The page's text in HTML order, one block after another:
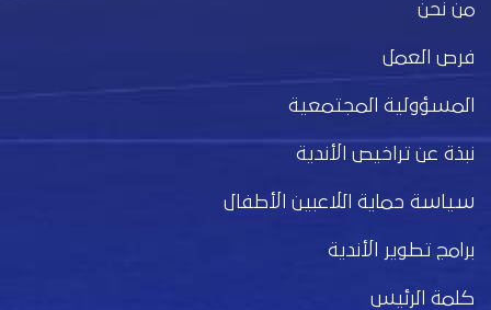
من نحن
فرص العمل
المسؤولية المجتمعية
نبذة عن تراخيص الأندية
سياسة حماية اللاعبين الأطفال
برامج تطوير الأندية
كلمة الرئيس